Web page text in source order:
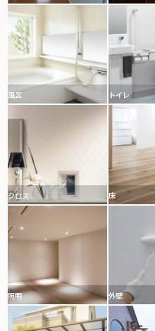
風呂 トイレ
クロス 床
照明 外壁